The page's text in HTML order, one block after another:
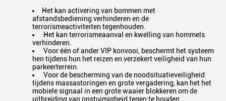
Het kan activering van bommen met
afstandsbediening verhinderen en de
terrorismeactiviteiten tegenhouden.
Het kan terrorismeaanval en kwelling van hommels
verhinderen.
Voor één of ander VIP konvooi, beschermt het systeem
hen tijdens hun het reizen en verzekert veiligheid van hun
parkeerterrein.
Voor de bescherming van de noodsituatieveiligheid
tijdens massastoringen en grote vergadering, kan het het
mobiele signaal in een grote waaier blokkeren om de
uitbreiding van onstuimigheid tegen te houden.